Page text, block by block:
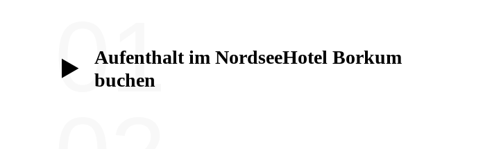
01
Aufenthalt im NordseeHotel Borkum
buchen